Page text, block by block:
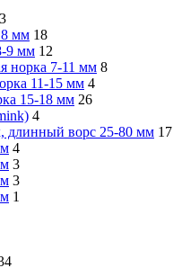
3
8 мм 18
9 мм 12
норка 7-11 мм 8
11-15 мм 4
15-18 мм 26
4
длинный ворс 25-80 мм 17
4
3
3
1